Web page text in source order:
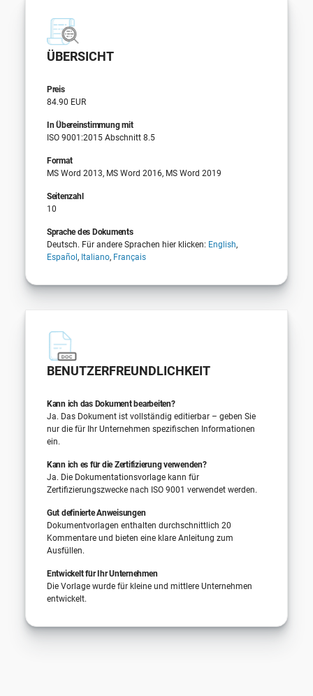
ÜBERSICHT
Preis
84.90 EUR
In Übereinstimmung mit
ISO 9001:2015 Abschnitt 8.5
Format
MS Word 2013, MS Word 2016, MS Word 2019
Seitenzahl
10
Sprache des Dokuments
Deutsch. Für andere Sprachen hier klicken: English,
Español, Italiano, Français
BENUTZERFREUNDLICHKEIT
Kann ich das Dokument bearbeiten?
Ja. Das Dokument ist vollständig editierbar – geben Sie
nur die für Ihr Unternehmen spezifischen Informationen
ein.
Kann ich es für die Zertifizierung verwenden?
Ja. Die Dokumentationsvorlage kann für
Zertifizierungszwecke nach ISO 9001 verwendet werden.
Gut definierte Anweisungen
Dokumentvorlagen enthalten durchschnittlich 20
Kommentare und bieten eine klare Anleitung zum
Ausfüllen.
Entwickelt für Ihr Unternehmen
Die Vorlage wurde für kleine und mittlere Unternehmen
entwickelt.